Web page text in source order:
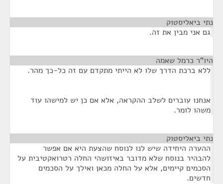
נתי ביאליסטוק
גם אני מבין את זה.
היו"ר כרמל שאמה
ללא ברכת הדרך שלו לא הייתי מתקדם עם זה כל-כך מהר.
אנחנו עוברים לשלב ההקראה, אלא אם כן יש למישהו עוד
משהו לומר.
נתי ביאליסטוק
ההערה היחידה שיש לנו לנוסח שהצעת היא אם אפשר
להבהיר בנוסח שלא מדובר באיזושהי החלה רטרואקטיבית על
הסכמים קיימים, אלא על החלה מכאן ואילך על הסכמים
חדשים.